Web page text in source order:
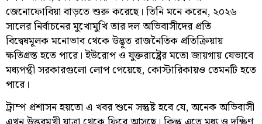
জেনোফোবিয়া বাড়তে শুরু করেছে। তিনি মনে করেন, ২০২৬
সালের নির্বাচনের মুখোমুখি তার দল অভিবাসীদের প্রতি
বিদ্বেষমূলক মনোভাব থেকে উদ্ভূত রাজনৈতিক প্রতিক্রিয়ায়
ক্ষতিগ্রস্ত হতে পারে। ইউরোপ ও যুক্তরাষ্ট্রের মতো জায়গায় যেভাবে
মধ্যপন্থী সরকারগুলো লোপ পেয়েছে, কোস্টারিকায়ও তেমনটি হতে
পারে।
ট্রাম্প প্রশাসন হয়তো এ খবর শুনে সন্তুষ্ট হবে যে, অনেক অভিবাসী